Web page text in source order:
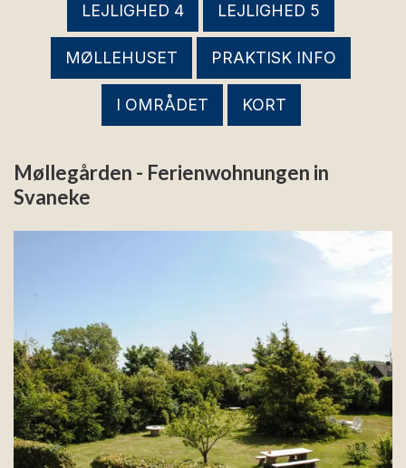
LEJLIGHED 4 LEJLIGHED 5
MØLLEHUSET PRAKTISK INFO
I OMRÅDET KORT
Møllegården - Ferienwohnungen in
Svaneke